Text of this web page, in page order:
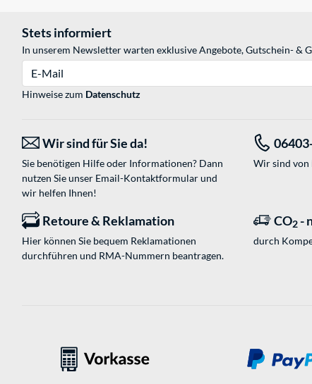
Stets informiert
In unserem Newsletter warten exklusive Angebote, Gutschein- &
Hinweise zum Datenschutz
Wir sind für Sie da!
Sie benötigen Hilfe oder Informationen? Dann
nutzen Sie unser Email-Kontaktformularund
wir helfen Ihnen!
Wir sind von
Retoure & Reklamation
Hier können Sie bequem Reklamationen
durchführen und RMA-Nummern beantragen.
CO2 -
durch